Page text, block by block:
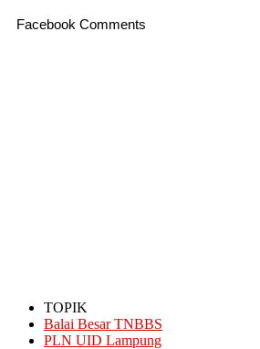
Facebook Comments
TOPIK
Balai Besar TNBBS
PLN UID Lampung